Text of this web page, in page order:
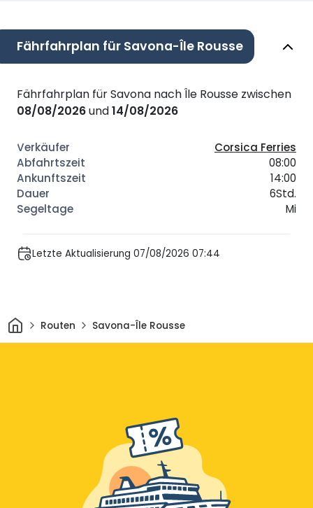
Fährfahrplan für Savona-Île Rousse
Fährfahrplan für Savona nach Île Rousse zwischen
08/08/2026und14/08/2026
Corsica Ferries
08:00
14:00
6Std.
Mi
Letzte Aktualisierung 07/08/2026 07:44
HeimRouten Savona-Île Rousse